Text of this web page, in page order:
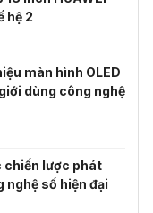
hệ 2
màn hình OLED
dùng công nghệ
chiến lược phát
nghệ số hiện đại